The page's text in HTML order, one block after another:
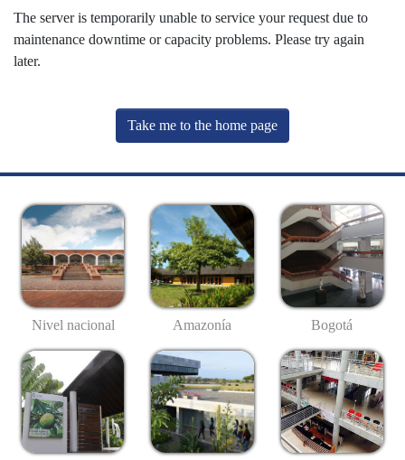
The server is temporarily unable to service your request due to
maintenance downtime or capacity problems. Please try again
later.
Take me to the home page
Nivel nacional Amazonía Bogotá